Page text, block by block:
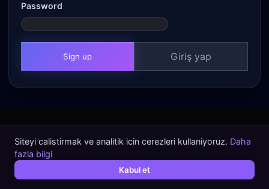
Password
Sign up Giriş yap
Siteyi calistirmak ve analitik icin cerezleri kullaniyoruz. Daha
fazla bilgi
Kabul et